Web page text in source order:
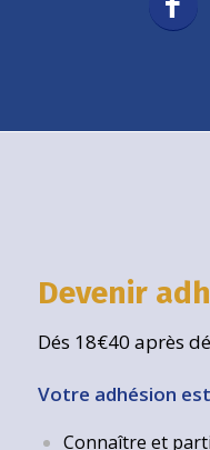
Devenir
Dés 18€40 après
Votre adhésion
Connaître et